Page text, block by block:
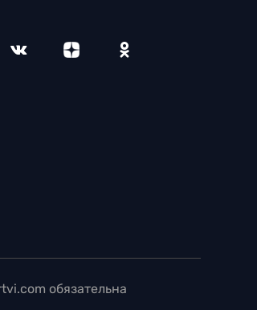
обязательна